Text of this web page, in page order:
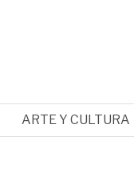
ARTE Y CULTURA